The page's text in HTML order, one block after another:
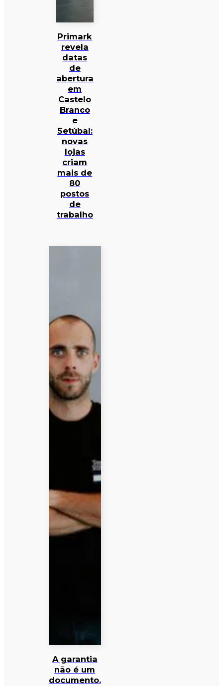
Primark
revela
datas
de
abertura
em
Castelo
Branco
e
Setúbal:
novas
lojas
criam
mais de
80
postos
de
trabalho
A garantia
não é um
documento.